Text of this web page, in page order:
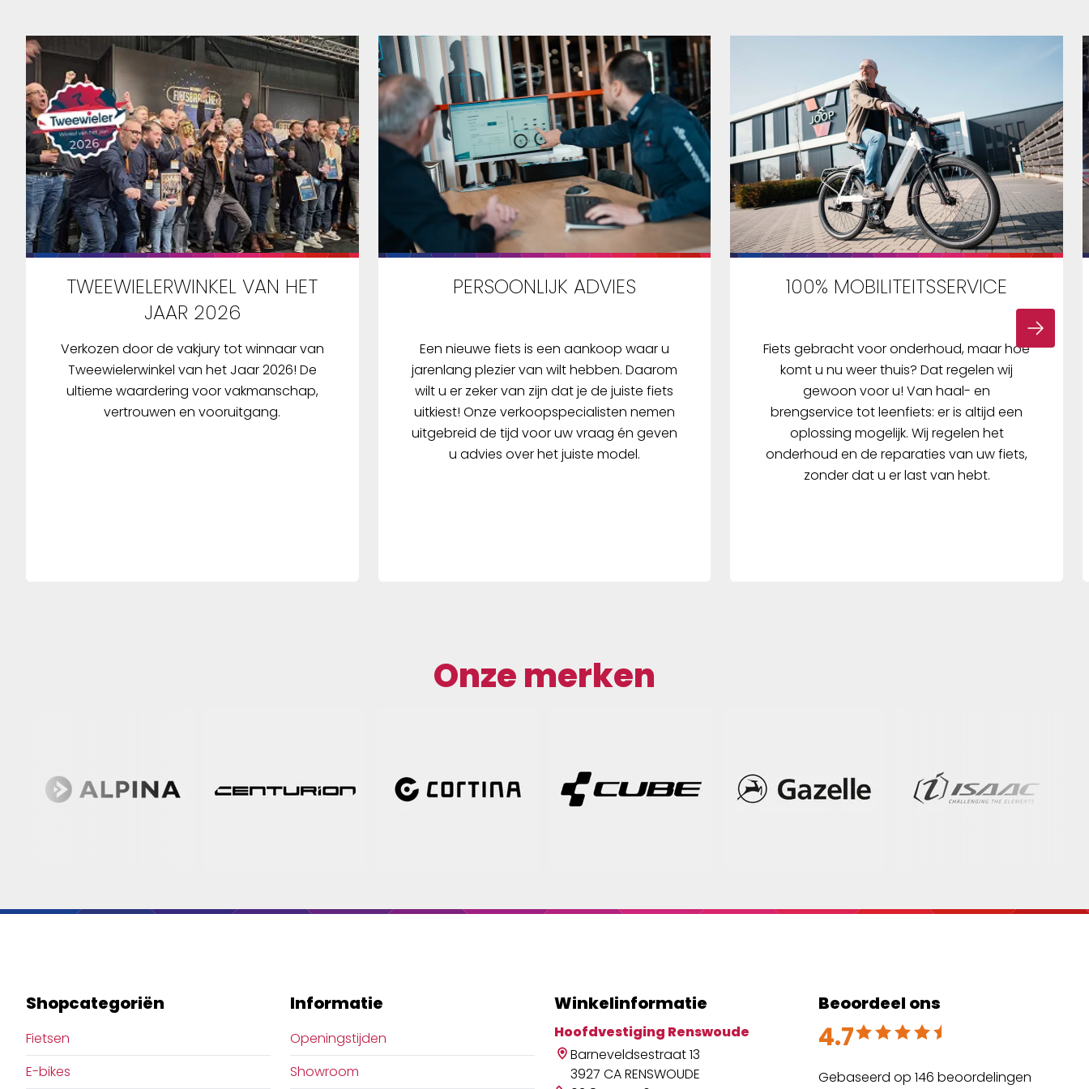
je fietstas op je stuur te
monteren. Deze zijn apart
verkrijgbaar.
TWEEWIELERWINKEL VAN HET
JAAR 2026
Verkozen door de vakjury tot winnaar van
Tweewielerwinkel van het Jaar 2026! De
ultieme waardering voor vakmanschap,
vertrouwen en vooruitgang.
PERSOONLIJK ADVIES
Een nieuwe fiets is een aankoop waar u
jarenlang plezier van wilt hebben. Daarom
wilt u er zeker van zijn dat je de juiste fiets
uitkiest! Onze verkoopspecialisten nemen
uitgebreid de tijd voor uw vraag én geven
u advies over het juiste model.
100% MOBILITEITSSERVICE
Fiets gebracht voor onderhoud, maar hoe
komt u nu weer thuis? Dat regelen wij
gewoon voor u! Van haal- en
brengservice tot leenfiets: er is altijd een
oplossing mogelijk. Wij regelen het
onderhoud en de reparaties van uw fiets,
zonder dat u er last van hebt.
Onze merken
Shopcategoriën
Fietsen
E-bikes
Informatie
Openingstijden
Showroom
Winkelinformatie
Hoofdvestiging Renswoude
Barneveldsestraat 13
3927 CA RENSWOUDE
Beoordeel ons
4.7
Beoordeeld met 4.7 uit 5
Gebaseerd op 146 beoordelingen